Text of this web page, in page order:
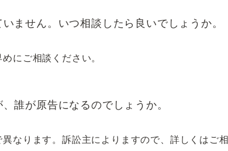
ません。いつ相談したら良いでしょうか。
にご相談ください。
誰が原告になるのでしょうか。
なります。訴訟主によりますので、詳しくはご相